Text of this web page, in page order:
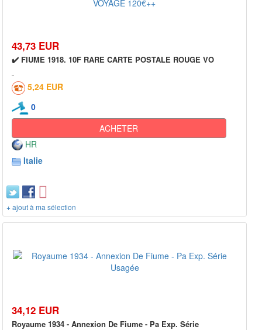
43,73 EUR
✔️ FIUME 1918. 10F RARE CARTE POSTALE ROUGE VO
5,24 EUR
0
ACHETER
HR
Italie
+ ajout à ma sélection
34,12 EUR
Royaume 1934 - Annexion De Fiume - Pa Exp. Série